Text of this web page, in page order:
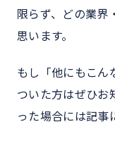
限らず、どの業界
思います。
もし「他にもこん
ついた方はぜひお
った場合には記事